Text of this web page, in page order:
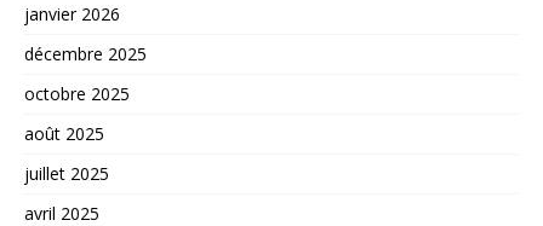
janvier 2026
décembre 2025
octobre 2025
août 2025
juillet 2025
avril 2025